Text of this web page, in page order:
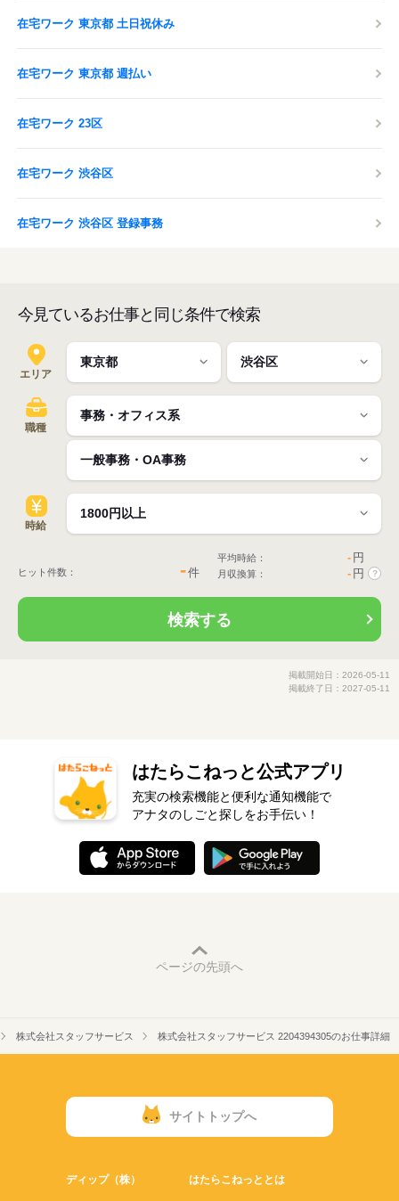
在宅ワーク 東京都 土日祝休み
在宅ワーク 東京都 週払い
在宅ワーク 23区
在宅ワーク 渋谷区
在宅ワーク 渋谷区 登録事務
今見ているお仕事と同じ条件で検索
エリア
職種
時給
ヒット件数： -件
平均時給： - 円
月収換算： - 円 ?
検索する
掲載開始日：2026-05-11
掲載終了日：2027-05-11
はたらこねっと公式アプリ
充実の検索機能と便利な通知機能で
アナタのしごと探しをお手伝い！
ページの先頭へ
株式会社スタッフサービス 株式会社スタッフサービス 2204394305のお仕事詳細
サイトトップへ
ディップ（株） はたらこねっととは